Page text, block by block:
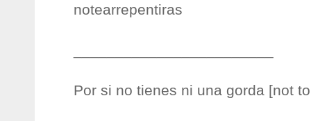
notearrepentiras
Por si no tienes ni una gorda [not